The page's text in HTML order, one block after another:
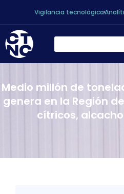
Vigilancia tecnológica
Medio millón de
genera en la Región
cítricos,